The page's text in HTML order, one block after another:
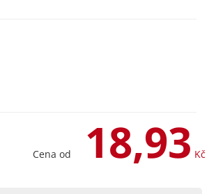
Cena od 18,93 Kč